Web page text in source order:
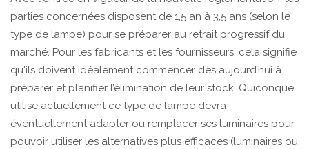
parties concernées disposent de 1,5 an à 3,5 ans (selon le
type de lampe) pour se préparer au retrait progressif du
marché. Pour les fabricants et les fournisseurs, cela signifie
qu'ils doivent idéalement commencer dès aujourd’hui à
préparer et planifier l’élimination de leur stock. Quiconque
utilise actuellement ce type de lampe devra
éventuellement adapter ou remplacer ses luminaires pour
pouvoir utiliser les alternatives plus efficaces (luminaires ou